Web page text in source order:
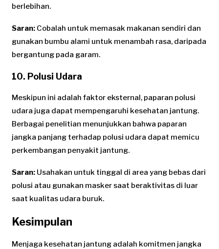
berlebihan.
Saran: Cobalah untuk memasak makanan sendiri dan
gunakan bumbu alami untuk menambah rasa, daripada
bergantung pada garam.
10. Polusi Udara
Meskipun ini adalah faktor eksternal, paparan polusi
udara juga dapat mempengaruhi kesehatan jantung.
Berbagai penelitian menunjukkan bahwa paparan
jangka panjang terhadap polusi udara dapat memicu
perkembangan penyakit jantung.
Saran: Usahakan untuk tinggal di area yang bebas dari
polusi atau gunakan masker saat beraktivitas di luar
saat kualitas udara buruk.
Kesimpulan
Menjaga kesehatan jantung adalah komitmen jangka